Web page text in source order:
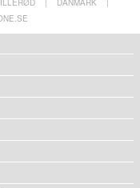
| DANMARK
|